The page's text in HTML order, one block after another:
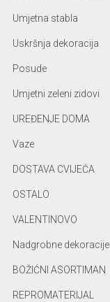
Umjetna stabla
Uskršnja dekoracija
Posude
Umjetni zeleni zidovi
UREĐENJE DOMA
Vaze
DOSTAVA CVIJEĆA
OSTALO
VALENTINOVO
Nadgrobne dekoracije
BOŽIĆNI ASORTIMAN
REPROMATERIJAL